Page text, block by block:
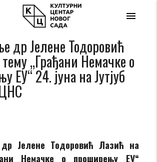
menu
др Јелене Тодоровић
„Грађани Немачке о
ЕУ“ 24. јуна на Јутјуб
Јелене Тодоровић Лазић на
Немачке о проширењу ЕУ“